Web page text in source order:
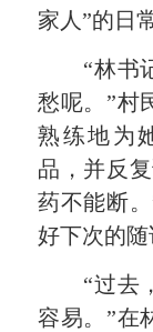
家人”的日
“林书记
愁呢。”村
熟练地为
品，并反
药不能断
好下次的随
“过去，
容易。”在